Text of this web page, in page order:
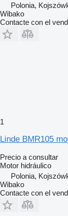
Polonia,
Wibako
Contacte con el
1
Linde BMR105
Precio a consultar
Motor hidráulico
Polonia,
Wibako
Contacte con el